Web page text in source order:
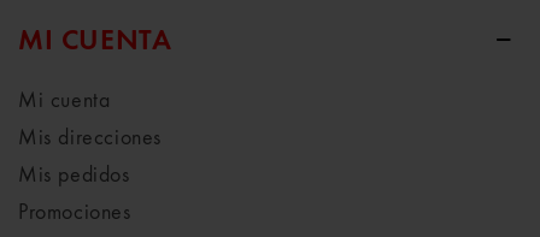
MI CUENTA
Mi cuenta
Mis direcciones
Mis pedidos
Promociones